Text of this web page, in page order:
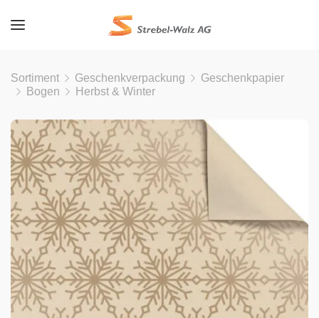
Sortiment Geschenkverpackung
Geschenkpapier
Bogen
Herbst & Winter